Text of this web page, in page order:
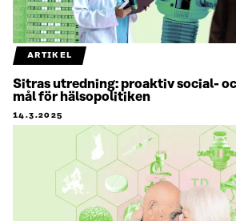
ARTIKEL
Sitras utredning: proaktiv social-
mål för hälsopolitiken
14.3.2025